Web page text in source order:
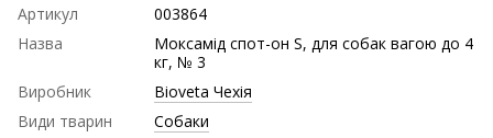
Артикул
003864
Назва
Моксамід спот-он S, для собак вагою до 4
кг, № 3
Виробник
Bioveta Чехія
Види тварин
Собаки